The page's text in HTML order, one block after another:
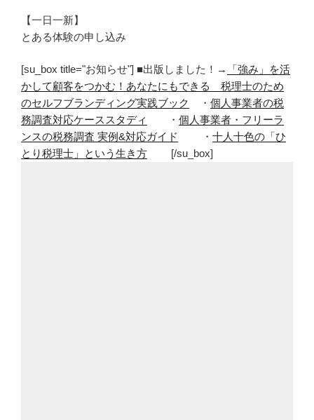
【一日一新】
とある体験の申し込み
[su_box title="お知らせ"] ■出版しました！→
「強み」を活
かして顧客をつかむ！あなたにもできる 税理士のため
のセルフブランディング実践ブック
・ 個人事業者の税
務調査対応ケーススタディ
・ 個人事業者・フリーラ
ンスの税務調査 実例&対応ガイド
・ 十人十色の「ひ
とり税理士」という生き方 [/su_box]